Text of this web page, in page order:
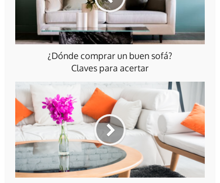
¿Dónde comprar un buen sofá?
Claves para acertar